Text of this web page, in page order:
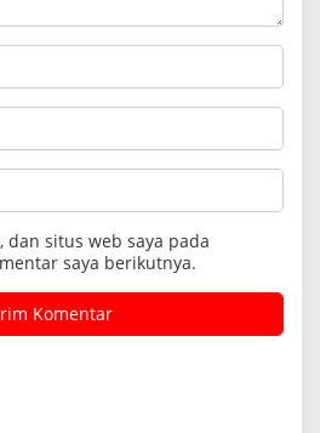
dan situs web saya pada
saya berikutnya.